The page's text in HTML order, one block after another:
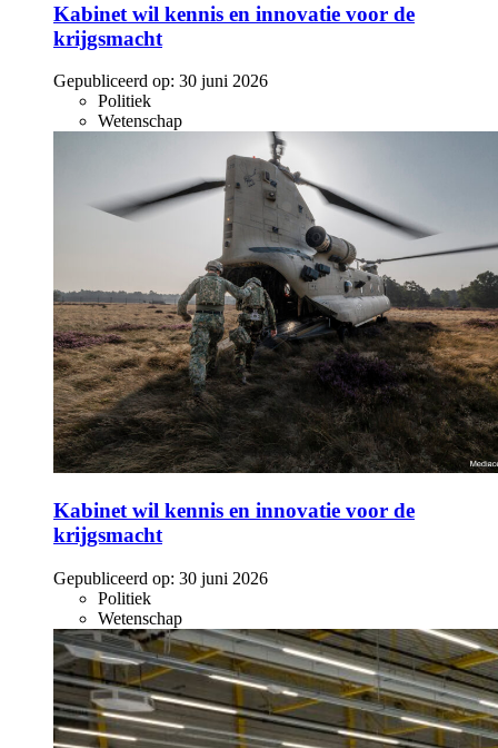
Kabinet wil kennis en innovatie voor de
krijgsmacht
Gepubliceerd op: 30 juni 2026
Politiek
Wetenschap
Kabinet wil kennis en innovatie voor de
krijgsmacht
Gepubliceerd op: 30 juni 2026
Politiek
Wetenschap